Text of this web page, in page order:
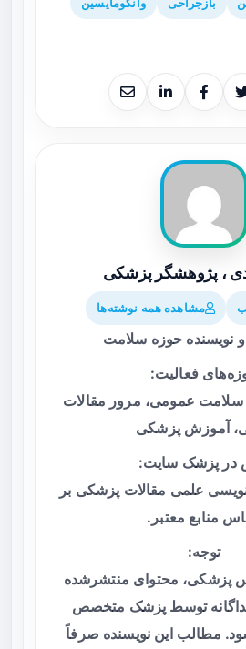
، پژوهشگر پزشکی
مشاهده همه نوشته‌ها
نویسنده حوزه سلامت
فعالیت:
عمومی، مرور مقالات
آموزش پزشکی
در پزشک سایت:
علمی مقالات پزشکی بر
منابع معتبر.
توجه:
پزشکی، محتوای منتشرشده
توسط پزشک متخصص
مطالب این نویسنده صرفاً